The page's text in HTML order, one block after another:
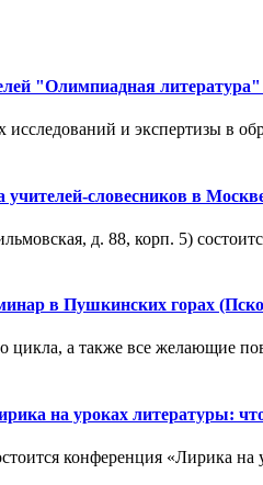
"Олимпиадная
исследований и экспертизы
учителей-словесников в
д. 88, корп. 5)
в Пушкинских горах
цикла, а также все желающие
на уроках литературы:
конференция «Лирика